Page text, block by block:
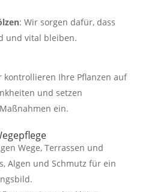
: Wir sorgen dafür, dass
und vital bleiben.
kontrollieren Ihre Pflanzen auf
und setzen
ein.
Wege, Terrassen und
Algen und Schmutz für ein